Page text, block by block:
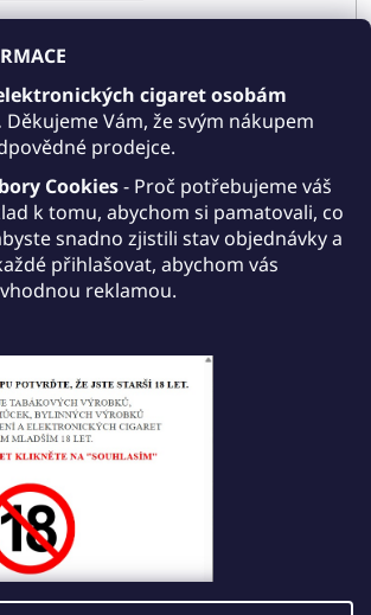
cigaret osobám
Děkujeme Vám, že svým nákupem
prodejce.
Cookies- Proč potřebujeme váš
k tomu, abychom si pamatovali, co
snadno zjistili stav objednávky a
přihlašovat, abychom vás
reklamou.
obrázku
souhlasíte s